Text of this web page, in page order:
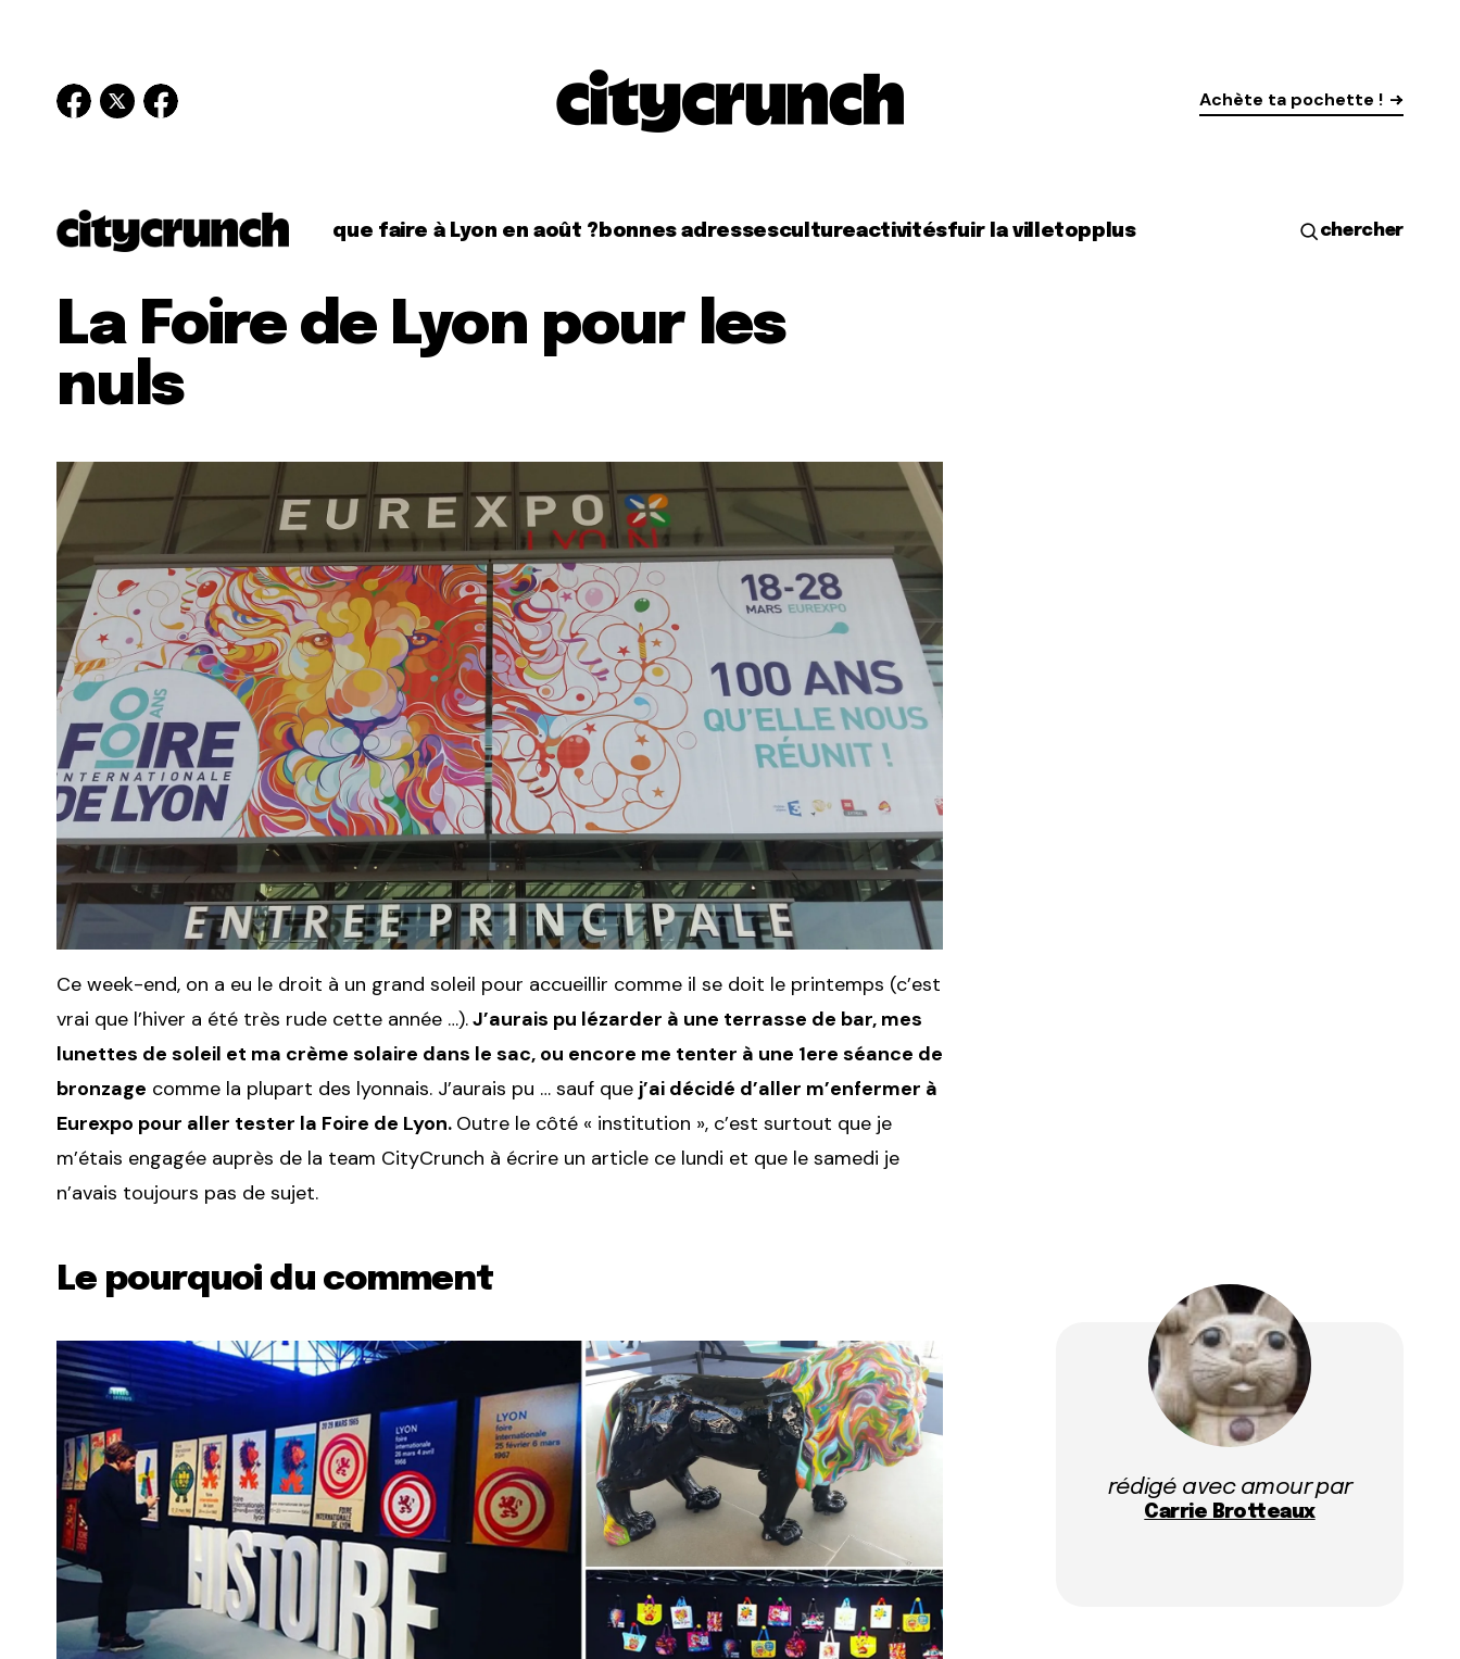
Achète ta pochette !
que faire à Lyon en août ? bonnes adressescultureactivitésfuir la villetopplus chercher
La Foire de Lyon pour les
nuls
Ce week-end, on a eu le droit à un grand soleil pour accueillir comme il se doit le printemps (c’est
vrai que l’hiver a été très rude cette année …).J’aurais pu lézarder à une terrasse de bar, mes
lunettes de soleil et ma crème solaire dans le sac, ou encore me tenter à une 1ere séance de
bronzage comme la plupart des lyonnais. J’aurais pu … sauf que j’ai décidé d’aller m’enfermer à
Eurexpo pour aller tester la Foire de Lyon. Outre le côté « institution », c’est surtout que je
m’étais engagée auprès de la team CityCrunch à écrire un article ce lundi et que le samedi je
n’avais toujours pas de sujet.
Le pourquoi du comment
rédigé avec amour par
Carrie Brotteaux